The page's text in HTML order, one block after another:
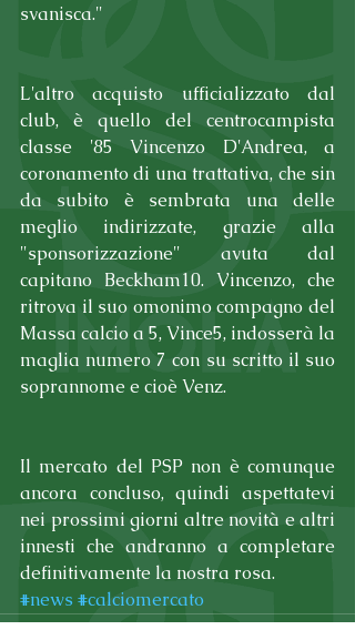
svanisca."
L'altro acquisto ufficializzato dal
club, è quello del centrocampista
classe '85 Vincenzo D'Andrea, a
coronamento di una trattativa, che sin
da subito è sembrata una delle
meglio indirizzate, grazie alla
"sponsorizzazione" avuta dal
capitano Beckham10. Vincenzo, che
ritrova il suo omonimo compagno del
Massa calcio a 5, Vince5, indosserà la
maglia numero 7 con su scritto il suo
soprannome e cioè Venz.
Il mercato del PSP non è comunque
ancora concluso, quindi aspettatevi
nei prossimi giorni altre novità e altri
innesti che andranno a completare
definitivamente la nostra rosa.
#news #calciomercato